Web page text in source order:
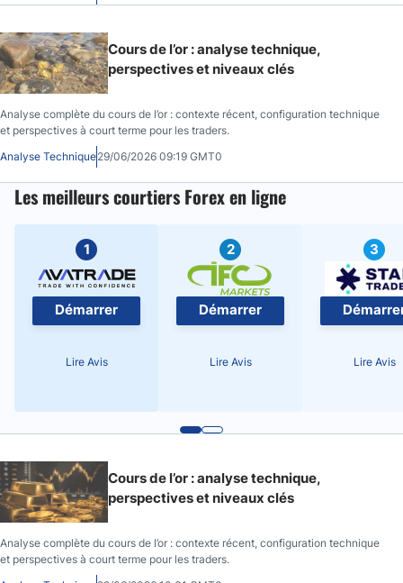
Cours de l’or : analyse technique,
perspectives et niveaux clés
Analyse complète du cours de l’or : contexte récent, configuration technique
et perspectives à court terme pour les traders.
Analyse Technique29/06/2026 09:19 GMT0
Les meilleurs courtiers Forex en ligne
1
Démarrer
Lire Avis
2
Démarrer
Lire Avis
3
Lire Avis
Cours de l’or : analyse technique,
perspectives et niveaux clés
Analyse complète du cours de l’or : contexte récent, configuration technique
et perspectives à court terme pour les traders.